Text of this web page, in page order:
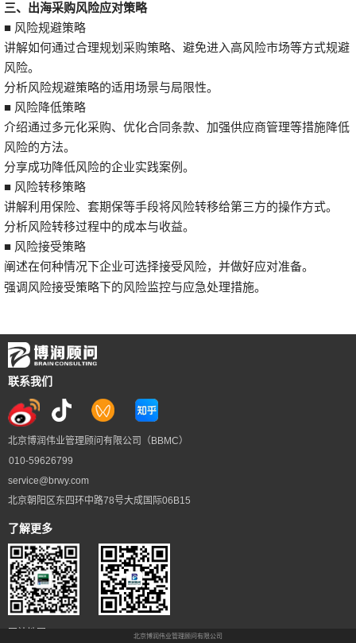
三、 出海采购风险应对策略
■ 风险规避策略
讲解如何通过合理规划采购策略、避免进入高风险市场等方式规避
风险。
分析风险规避策略的适用场景与局限性。
■ 风险降低策略
介绍通过多元化采购、优化合同条款、加强供应商管理等措施降低
风险的方法。
分享成功降低风险的企业实践案例。
■ 风险转移策略
讲解利用保险、套期保等手段将风险转移给第三方的操作方式。
分析风险转移过程中的成本与收益。
■ 风险接受策略
阐述在何种情况下企业可选择接受风险，并做好应对准备。
强调风险接受策略下的风险监控与应急处理措施。
联系我们
北京博润伟业管理顾问有限公司（BBMC）
010-59626799
service@brwy.com
北京朝阳区东四环中路78号大成国际06B15
了解更多
北京博润伟业管理顾问有限公司